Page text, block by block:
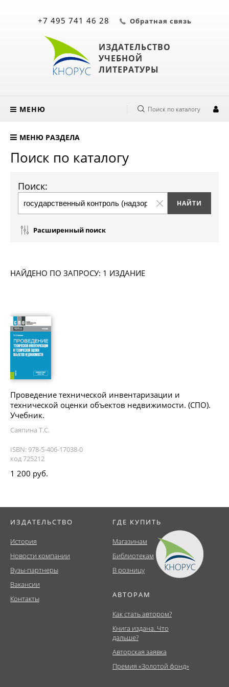
ИЗДАТЕЛЬСТВО
УЧЕБНОЙ
ЛИТЕРАТУРЫ
+7 495 741 46 28 Обратная связь
МЕНЮ Поиск по каталогу
МЕНЮ РАЗДЕЛА
Поиск по каталогу
Поиск:
Расширенный поиск
НАЙДЕНО ПО ЗАПРОСУ: 1 ИЗДАНИЕ
Проведение технической инвентаризации и
технической оценки объектов недвижимости. (СПО).
Учебник.
Саяпина Т.С.
ISBN: 978-5-406-17038-0
код 725212
1 200 руб.
ИЗДАТЕЛЬСТВО
История
Новости компании
Вузы-партнеры
Вакансии
Контакты
ГДЕ КУПИТЬ
Магазинам
Библиотекам
В розницу
АВТОРАМ
Как стать автором?
Книга издана. Что
дальше?
Авторская заявка
Премия «Золотой фонд»